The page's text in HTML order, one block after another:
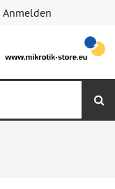
Anmelden